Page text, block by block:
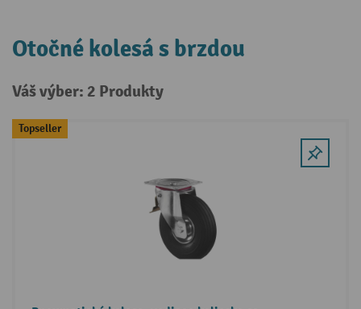
Otočné kolesá s brzdou
Váš výber: 2 Produkty
Topseller